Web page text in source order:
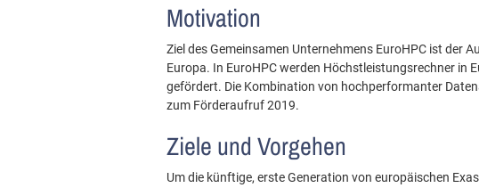
Motivation
Ziel des Gemeinsamen Unternehmens EuroHPC ist der
Europa. In EuroHPC werden Höchstleistungsrechner in
gefördert. Die Kombination von hochperformanter
zum Förderaufruf 2019.
Ziele und Vorgehen
Um die künftige, erste Generation von europäischen